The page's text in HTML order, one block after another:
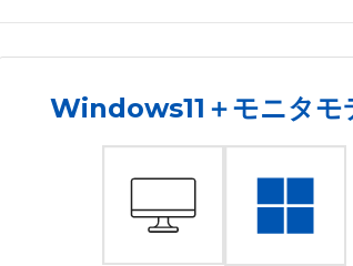
Windows11＋モニタモ